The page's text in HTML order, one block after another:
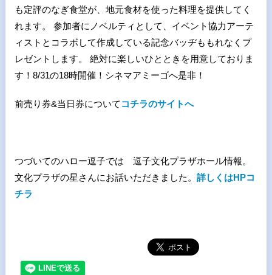
も定評のなぎ食堂が、地元食材を使った料理を提供してく
れます。 参加者にノベルティとして、イベント協力アーテ
ィストとコラボして作成している記念バッヂももれなくプ
レゼントします。 絶対に楽しいひとときを用意しておりま
す！8/31の18時開催！シネマアミーゴへ是非！
前売り券&当日券について コチラのサイトへ
つづいてのハロー逗子では 逗子文化プラザホール情報。
文化プラザの星さんにお話いただきました。 詳しくはHPコ
チラ